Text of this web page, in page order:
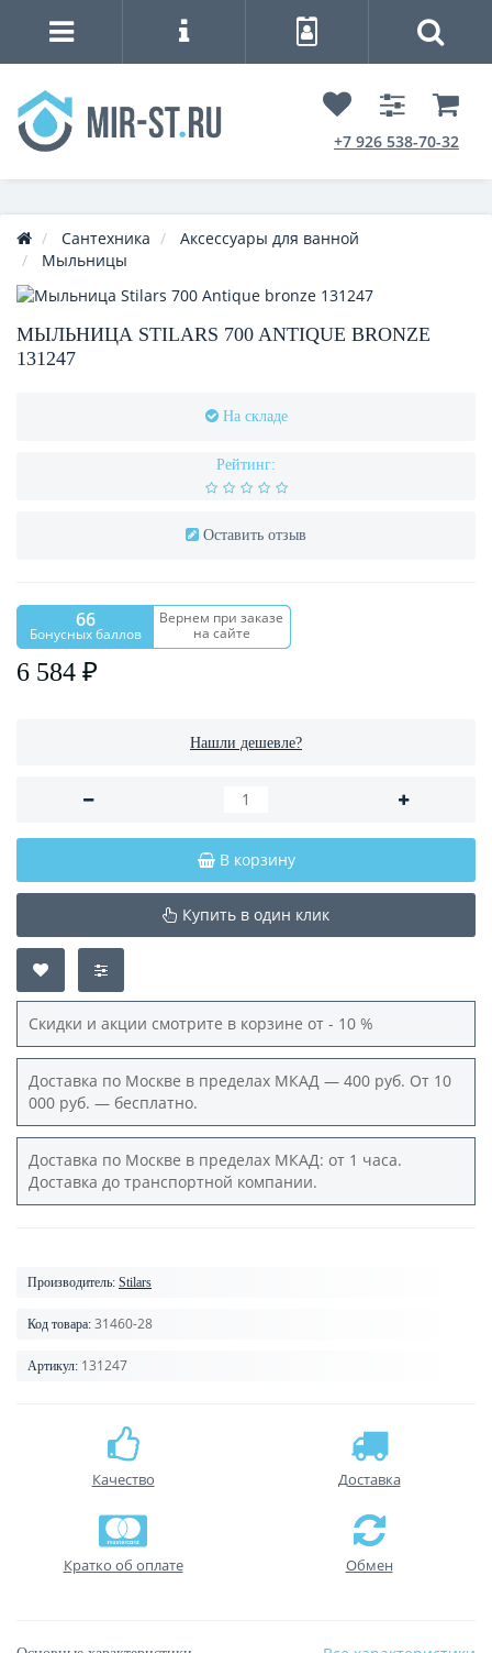
+7 926 538-70-32
Сантехника
Аксессуары для ванной
Мыльницы
МЫЛЬНИЦА STILARS 700 ANTIQUE BRONZE
131247
На складе
Рейтинг:
Оставить отзыв
66
Бонусных баллов
Вернем при заказе
на сайте
6 584 ₽
Нашли дешевле?
В корзину
Купить в один клик
Скидки и акции смотрите в корзине от - 10 %
Доставка по Москве в пределах МКАД — 400 руб. От 10
000 руб. — бесплатно.
Доставка по Москве в пределах МКАД: от 1 часа.
Доставка до транспортной компании.
Производитель: Stilars
Код товара: 31460-28
Артикул: 131247
Качество Доставка
Кратко об оплате Обмен